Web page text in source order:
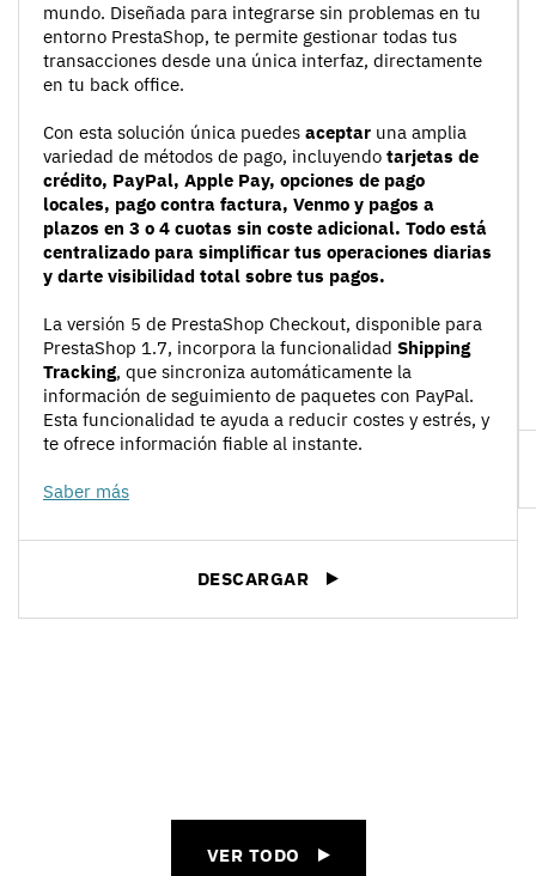
mundo. Diseñada para integrarse sin problemas en tu
entorno PrestaShop, te permite gestionar todas tus
transacciones desde una única interfaz, directamente
en tu back office.
Con esta solución única puedes aceptar una amplia
variedad de métodos de pago, incluyendo tarjetas de
crédito, PayPal, Apple Pay, opciones de pago
locales, pago contra factura, Venmo y pagos a
plazos en 3 o 4 cuotas sin coste adicional. Todo está
centralizado para simplificar tus operaciones diarias
y darte visibilidad total sobre tus pagos.
La versión 5 de PrestaShop Checkout, disponible para
PrestaShop 1.7, incorpora la funcionalidad Shipping
Tracking, que sincroniza automáticamente la
información de seguimiento de paquetes con PayPal.
Esta funcionalidad te ayuda a reducir costes y estrés, y
te ofrece información fiable al instante.
Saber más
DESCARGAR
VER TODO